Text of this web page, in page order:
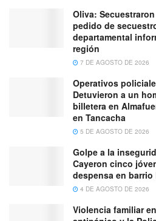
Oliva:
pedido de
departamental
región
7 DE AGOSTO DE 2026
Operativos
Detuvieron a un
billetera en
en Tancacha
5 DE AGOSTO DE 2026
Golpe a la
Cayeron cinco
despensa en barrio
4 DE AGOSTO DE 2026
Violencia familiar